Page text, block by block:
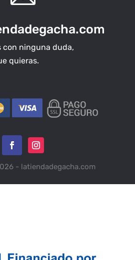
ninguna duda,
quieras.
- latiendadegacha.com